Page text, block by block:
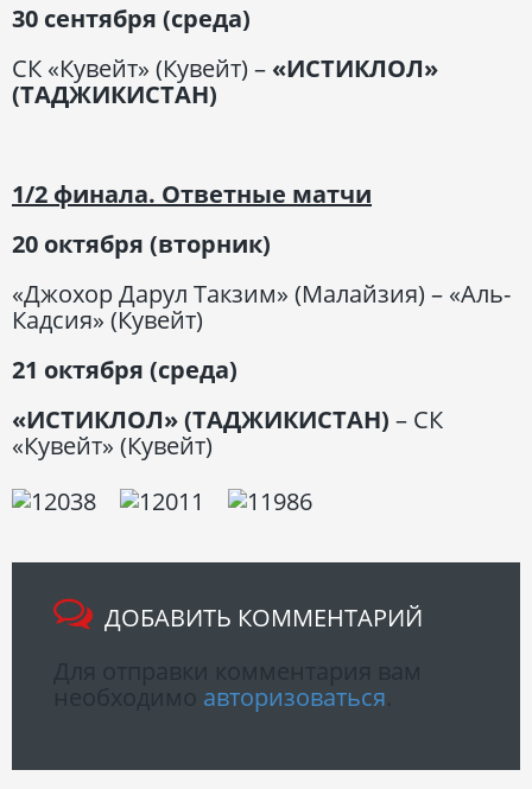
30 сентября (среда)
СК «Кувейт» (Кувейт) – «ИСТИКЛОЛ»
(ТАДЖИКИСТАН)
1/2 финала. Ответные матчи
20 октября (вторник)
«Джохор Дарул Такзим» (Малайзия) – «Аль-
Кадсия» (Кувейт)
21 октября (среда)
«ИСТИКЛОЛ» (ТАДЖИКИСТАН) – СК
«Кувейт» (Кувейт)
ДОБАВИТЬ КОММЕНТАРИЙ
авторизоваться